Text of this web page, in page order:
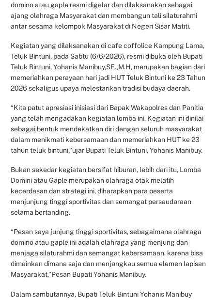
domino atau gaple resmi digelar dan dilaksanakan sebagai
ajang olahraga Masyarakat dan membangun tali silaturahmi
antar sesama kelompok Masyarakat di Negeri Sisar Matiti.
Kegiatan yang dilaksanakan di cafe coffolice Kampung Lama,
Teluk Bintuni, pada Sabtu (6/6/2026), resmi dibuka oleh Bupati
Teluk Bintuni, Yohanis Manibuy,SE.,M.H, merupakan bagian dari
memeriahkan perayaan hari jadi HUT Teluk Bintuni ke 23 Tahun
2026 sekaligus upaya melestarikan tradisi budaya daerah.
“Kita patut apresiasi inisiasi dari Bapak Wakapolres dan Panitia
yang telah mengadakan kegiatan lomba ini. Kegiatan ini dinilai
sebagai bentuk mendekatkan diri dengan seluruh masyarakat
dalam menikmati kebersamaan dan memeriahkan HUT ke 23
tahun teluk bintuni,”ujar Bupati Teluk Bintuni, Yohanis Manibuy.
Bukan sekedar kegiatan bersifat hiburan, lebih dari itu, Lomba
Domini atau Gaple merupakan olahraga otak melatih
kecerdasan dan strategi ini, diharapkan para peserta
menjunjung tinggi sportivitas dan semangat persaudaraan
selama bertanding.
“Pesan saya junjung tinggi sportivitas, sebagaimana olahraga
domino atau gaple ini adalah olahraga yang menjung dan
menjaga silaturahmi dan semangat kebersamaan, karena bisa
dimainkan dimana saja dan menjangkau semua elemen lapisan
Masyarakat,”Pesan Bupati Yohanis Manibuy.
Dalam sambutannya, Bupati Teluk Bintuni Yohanis Manibuy